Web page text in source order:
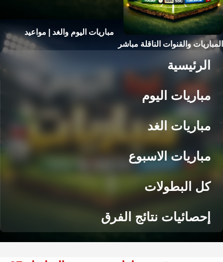
مباريات اليوم والغد | مواعيد
المباريات والقنوات الناقلة مباشر
الرئيسية
مباريات اليوم
مباريات الغد
مباريات الاسبوع
كل البطولات
إحصائيات نتائج الفرق